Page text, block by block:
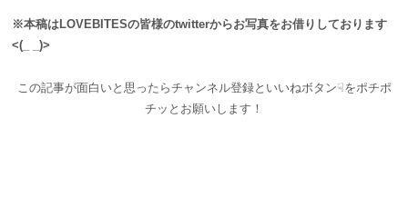
※本稿はLOVEBITESの皆様のtwitterからお写真をお借りしております
<(_ _)>
この記事が面白いと思ったらチャンネル登録といいねボタン☟をポチポ
チッとお願いします！